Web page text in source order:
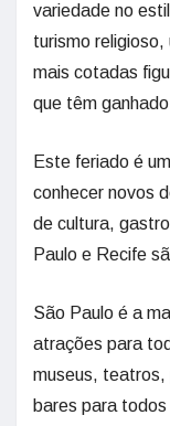
variedade no
turismo
mais cotadas
que têm
Este feriado é
conhecer novos
de cultura,
Paulo e Recife
São Paulo é a
atrações para
museus, teatros,
bares para